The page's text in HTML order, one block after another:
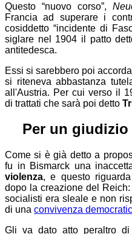
Questo “nuovo corso”,
Francia ad superare i
cosiddetto “incidente di
siglare nel 1904 il patto
antitedesca.
Essi si sarebbero poi
si riteneva abbastanza
all'Austria. Per cui verso il
di trattati che sarà poi detto
Per un giudizio
Come si è già detto a
fu in Bismarck una
violenza, e questo
dopo la creazione del
socialisti era sleale e non
di una convivenza
Gli va dato atto peraltro